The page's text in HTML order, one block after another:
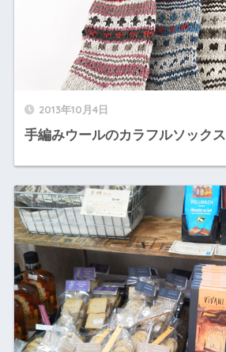
2013年10月4日
手編みウールのカラフルソックス